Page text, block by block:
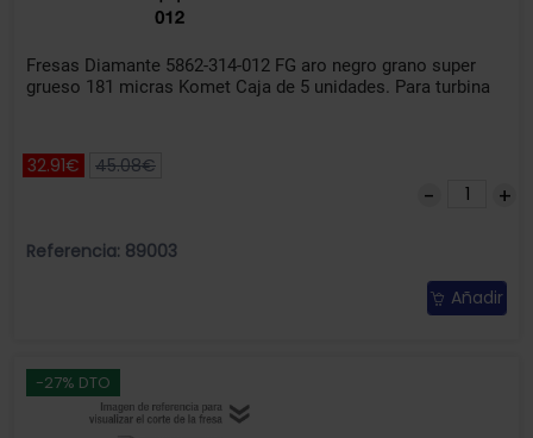
Fresas Diamante 5862-314-012 FG aro negro grano super
grueso 181 micras Komet Caja de 5 unidades. Para turbina
32.91€ 45.08€
Referencia: 89003
Añadir
-27% DTO